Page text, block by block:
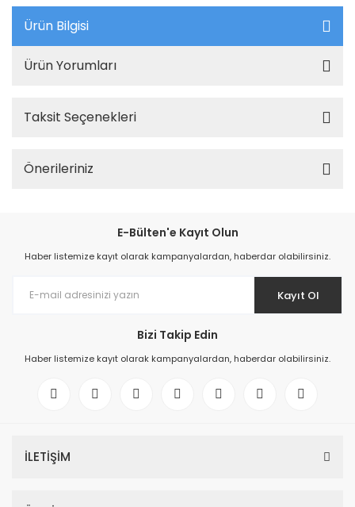
Ürün Bilgisi
Ürün Yorumları
Taksit Seçenekleri
Önerileriniz
E-Bülten'e Kayıt Olun
Haber listemize kayıt olarak kampanyalardan, haberdar olabilirsiniz.
Kayıt Ol
Bizi Takip Edin
Haber listemize kayıt olarak kampanyalardan, haberdar olabilirsiniz.
İLETİŞİM